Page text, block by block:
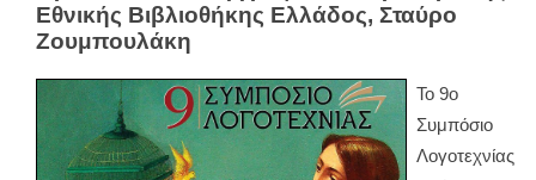
Εθνικής Βιβλιοθήκης Ελλάδος, Σταύρο
Ζουμπουλάκη
Το 9ο
Συμπόσιο
Λογοτεχνίας